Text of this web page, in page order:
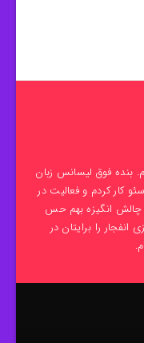
فوق لیسانس زبان
و سئو کار کردم و فعالیت در
انگیزه بهم حس
را برایتان در